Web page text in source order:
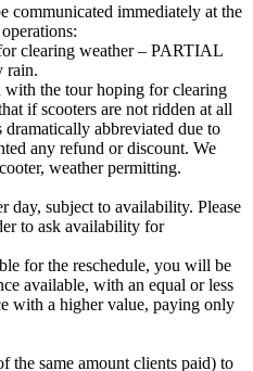
communicated immediately at the
clearing weather – PARTIAL
rain.
with the tour hoping for clearing
if scooters are not ridden at all
abbreviated due to
any refund or discount. We
weather permitting.
day, subject to availability. Please
to ask availability for
for the reschedule, you will be
available, with an equal or less
with a higher value, paying only
the same amount clients paid) to